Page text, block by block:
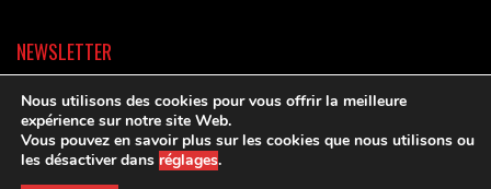
NEWSLETTER
Nous utilisons des cookies pour vous offrir la meilleure
expérience sur notre site Web.
Vous pouvez en savoir plus sur les cookies que nous utilisons ou
les désactiver dans réglages.